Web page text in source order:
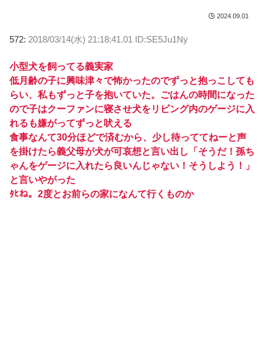
2024.09.01
572: 2018/03/14(水) 21:18:41.01 ID:SE5Ju1Ny
小型犬を飼ってる義実家
低月齢の子に興味津々で怖かったのでずっと抱っこしても
らい、私もずっと子を抱いていた。ごはんの時間になった
ので子はクーファンに寝させ犬をリビング内のゲージに入
れるも嫌がってずっと吠える
食事なんて30分ほどで済むから、少し待っててねーと声
を掛けたら義父母が犬が可哀想と言い出し「そうだ！孫ち
ゃんをゲージに入れたら良いんじゃない！そうしよう！」
と言いやがった
ﾀﾋね。2度とお前らの家になんて行くものか